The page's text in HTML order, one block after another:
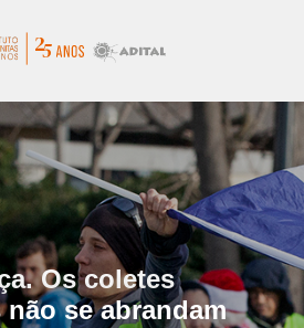
Os coletes
não se abrandam